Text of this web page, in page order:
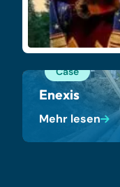
Case
Enexis
Mehr lesen